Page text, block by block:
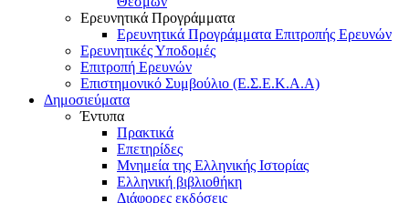
Ερευνητικά Προγράμματα
Ερευνητικά Προγράμματα Επιτροπής Ερευνών
Ερευνητικές Υποδομές
Επιτροπή Ερευνών
Επιστημονικό Συμβούλιο (Ε.Σ.Ε.Κ.Α.Α)
Δημοσιεύματα
Έντυπα
Πρακτικά
Επετηρίδες
Μνημεία της Ελληνικής Ιστορίας
Ελληνική βιβλιοθήκη
Διάφορες εκδόσεις